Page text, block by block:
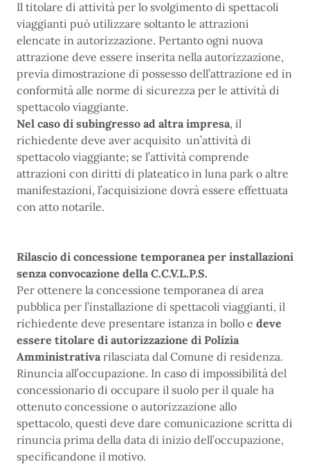
Il titolare di attività per lo svolgimento di spettacoli
viaggianti può utilizzare soltanto le attrazioni
elencate in autorizzazione. Pertanto ogni nuova
attrazione deve essere inserita nella autorizzazione,
previa dimostrazione di possesso dell’attrazione ed in
conformità alle norme di sicurezza per le attività di
spettacolo viaggiante.
Nel caso di subingresso ad altra impresa, il
richiedente deve aver acquisito un’attività di
spettacolo viaggiante; se l’attività comprende
attrazioni con diritti di plateatico in luna park o altre
manifestazioni, l’acquisizione dovrà essere effettuata
con atto notarile.
Rilascio di concessione temporanea per installazioni
senza convocazione della C.C.V.L.P.S.
Per ottenere la concessione temporanea di area
pubblica per l’installazione di spettacoli viaggianti, il
richiedente deve presentare istanza in bollo e deve
essere titolare di autorizzazione di Polizia
Amministrativa rilasciata dal Comune di residenza.
Rinuncia all’occupazione. In caso di impossibilità del
concessionario di occupare il suolo per il quale ha
ottenuto concessione o autorizzazione allo
spettacolo, questi deve dare comunicazione scritta di
rinuncia prima della data di inizio dell’occupazione,
specificandone il motivo.